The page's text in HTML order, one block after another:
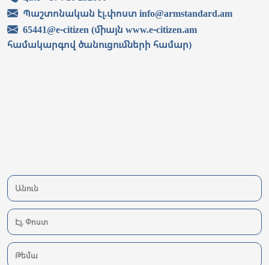
Պաշտոնական էլ.փոստ info@armstandard.am
65441@e-citizen (միայն www.e-citizen.am
համակարգով ծանուցումների համար)